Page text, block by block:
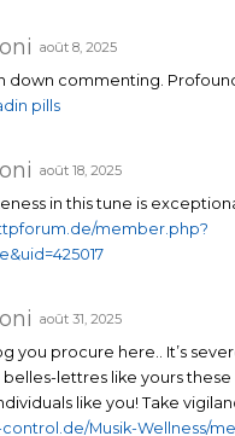
août 8, 2025
down commenting.
pills
août 18, 2025
in this tune is
member.php?
août 31, 2025
you procure here.. It’s
lettres like yours these
like you! Take
Musik-Wellness/